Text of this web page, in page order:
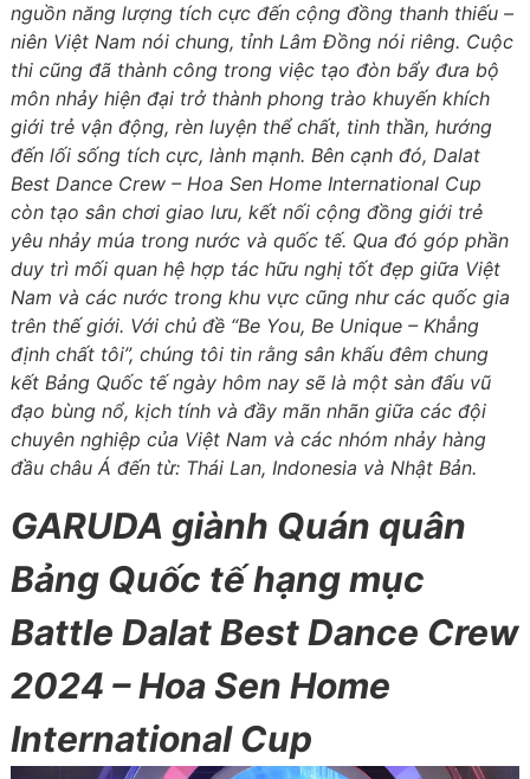
nguồn năng lượng tích cực đến cộng đồng thanh thiếu –
niên Việt Nam nói chung, tỉnh Lâm Đồng nói riêng. Cuộc
thi cũng đã thành công trong việc tạo đòn bẩy đưa bộ
môn nhảy hiện đại trở thành phong trào khuyến khích
giới trẻ vận động, rèn luyện thể chất, tinh thần, hướng
đến lối sống tích cực, lành mạnh. Bên cạnh đó, Dalat
Best Dance Crew – Hoa Sen Home International Cup
còn tạo sân chơi giao lưu, kết nối cộng đồng giới trẻ
yêu nhảy múa trong nước và quốc tế. Qua đó góp phần
duy trì mối quan hệ hợp tác hữu nghị tốt đẹp giữa Việt
Nam và các nước trong khu vực cũng như các quốc gia
trên thế giới. Với chủ đề “Be You, Be Unique – Khẳng
định chất tôi”, chúng tôi tin rằng sân khấu đêm chung
kết Bảng Quốc tế ngày hôm nay sẽ là một sàn đấu vũ
đạo bùng nổ, kịch tính và đầy mãn nhãn giữa các đội
chuyên nghiệp của Việt Nam và các nhóm nhảy hàng
đầu châu Á đến từ: Thái Lan, Indonesia và Nhật Bản.
GARUDA giành Quán quân
Bảng Quốc tế hạng mục
Battle Dalat Best Dance Crew
2024 – Hoa Sen Home
International Cup